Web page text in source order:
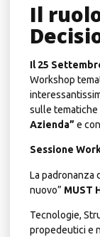
Il
Il 25
Workshop
sulle
Azienda” e
Sessione
La padronanza
nuovo” MUST
Tecnologie,
propedeutici e